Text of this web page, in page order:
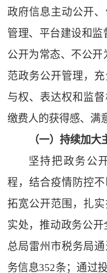
政府信息主动公开
管理、平台建设和
公开为常态、不公开
范政务公开管理，
与权、表达权和监
缴费人的获得感、满
（一）持续加大
坚持把政务公
程，结合疫情防控不
拓宽公开范围，扎
实处，推动政务公开
总局雷州 市税务局
务信息352条； 通过